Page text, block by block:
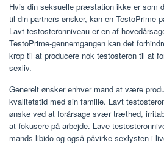
Hvis din seksuelle præstation ikke er som
til din partners ønsker, kan en
Lavt testosteronniveau er en af
TestoPrime-gennemgangen kan det
krop til at producere nok testosteron til at
sexliv.
Generelt ønsker enhver mand at være
kvalitetstid med sin familie. Lavt
ønske ved at forårsage svær træthed,
at fokusere på arbejde. Lave
mands libido og også påvirke sexlysten i